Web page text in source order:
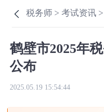
税务师 >考试资讯 >
鹤壁市2025年
公布
2025.05.19 15:54:44